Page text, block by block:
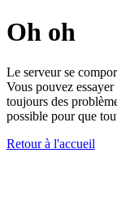
Oh oh
Le serveur se
Vous pouvez
toujours des
possible pour que
Retour à l'accueil